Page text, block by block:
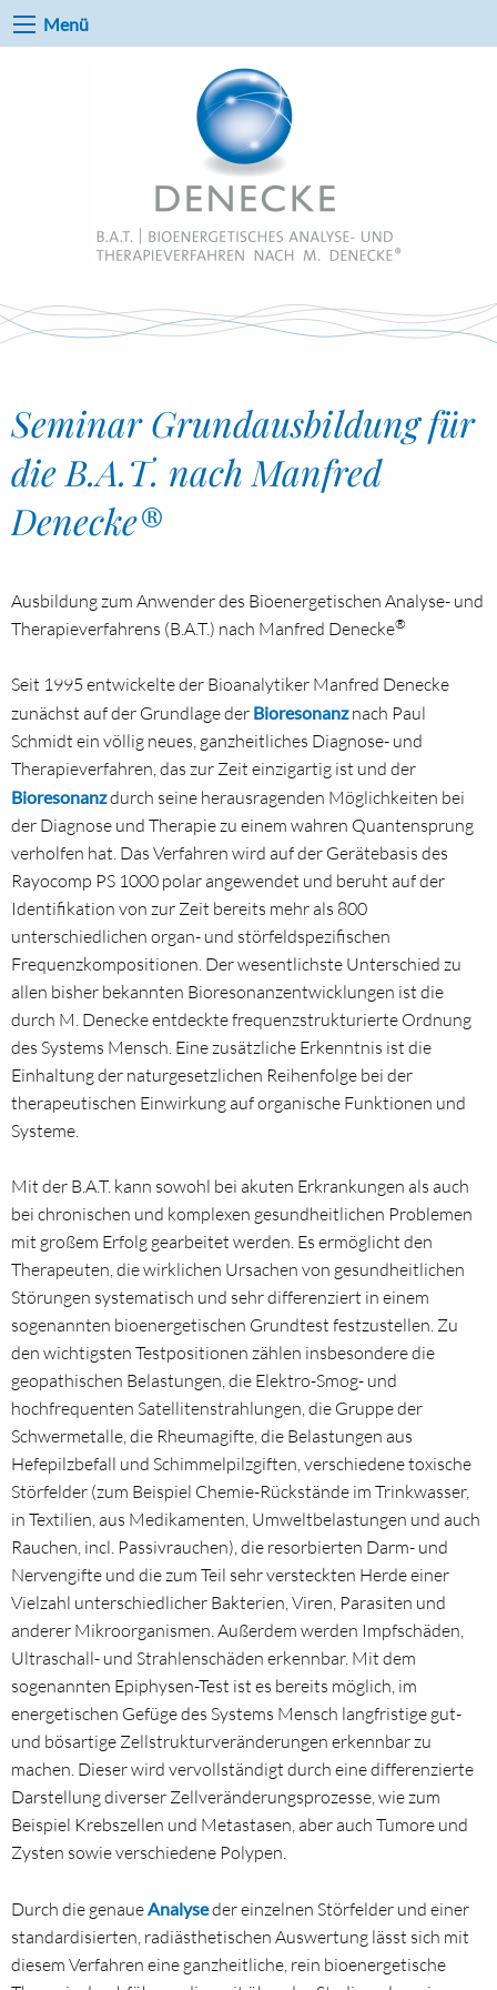
Menü
Seminar Grundausbildung für
die B.A.T. nach Manfred
Denecke®
Ausbildung zum Anwender des Bioenergetischen Analyse- und
Therapieverfahrens (B.A.T.) nach Manfred Denecke®
Seit 1995 entwickelte der Bioanalytiker Manfred Denecke
zunächst auf der Grundlage der Bioresonanznach Paul
Schmidt ein völlig neues, ganzheitliches Diagnose- und
Therapieverfahren, das zur Zeit einzigartig ist und der
Bioresonanzdurch seine herausragenden Möglichkeiten bei
der Diagnose und Therapie zu einem wahren Quantensprung
verholfen hat. Das Verfahren wird auf der Gerätebasis des
Rayocomp PS 1000 polar angewendet und beruht auf der
Identifikation von zur Zeit bereits mehr als 800
unterschiedlichen organ- und störfeldspezifischen
Frequenzkompositionen. Der wesentlichste Unterschied zu
allen bisher bekannten Bioresonanzentwicklungen ist die
durch M. Denecke entdeckte frequenzstrukturierte Ordnung
des Systems Mensch. Eine zusätzliche Erkenntnis ist die
Einhaltung der naturgesetzlichen Reihenfolge bei der
therapeutischen Einwirkung auf organische Funktionen und
Systeme.
Mit der B.A.T. kann sowohl bei akuten Erkrankungen als auch
bei chronischen und komplexen gesundheitlichen Problemen
mit großem Erfolg gearbeitet werden. Es ermöglicht den
Therapeuten, die wirklichen Ursachen von gesundheitlichen
Störungen systematisch und sehr differenziert in einem
sogenannten bioenergetischen Grundtest festzustellen. Zu
den wichtigsten Testpositionen zählen insbesondere die
geopathischen Belastungen, die Elektro-Smog- und
hochfrequenten Satellitenstrahlungen, die Gruppe der
Schwermetalle, die Rheumagifte, die Belastungen aus
Hefepilzbefall und Schimmelpilzgiften, verschiedene toxische
Störfelder (zum Beispiel Chemie-Rückstände im Trinkwasser,
in Textilien, aus Medikamenten, Umweltbelastungen und auch
Rauchen, incl. Passivrauchen), die resorbierten Darm- und
Nervengifte und die zum Teil sehr versteckten Herde einer
Vielzahl unterschiedlicher Bakterien, Viren, Parasiten und
anderer Mikroorganismen. Außerdem werden Impfschäden,
Ultraschall- und Strahlenschäden erkennbar. Mit dem
sogenannten Epiphysen-Test ist es bereits möglich, im
energetischen Gefüge des Systems Mensch langfristige gut-
und bösartige Zellstrukturveränderungen erkennbar zu
machen. Dieser wird vervollständigt durch eine differenzierte
Darstellung diverser Zellveränderungsprozesse, wie zum
Beispiel Krebszellen und Metastasen, aber auch Tumore und
Zysten sowie verschiedene Polypen.
Durch die genaueAnalyseder einzelnen Störfelder und einer
standardisierten, radiästhetischen Auswertung lässt sich mit
diesem Verfahren eine ganzheitliche, rein bioenergetische